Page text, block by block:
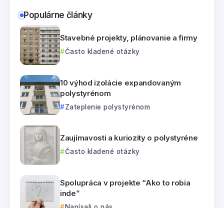
Populárne články
Stavebné projekty, plánovanie a firmy
Často kladené otázky
10 výhod izolácie expandovaným
polystyrénom
Zateplenie polystyrénom
Zaujímavosti a kuriozity o polystyréne
Často kladené otázky
Spolupráca v projekte “Ako to robia
inde”